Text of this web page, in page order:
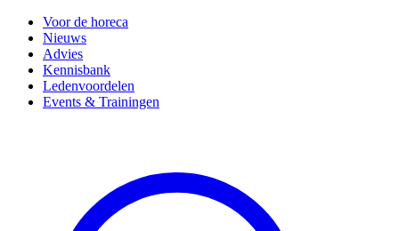
Voor de horeca
Nieuws
Advies
Kennisbank
Ledenvoordelen
Events & Trainingen